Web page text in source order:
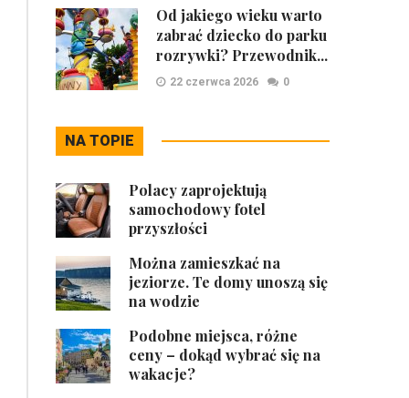
Od jakiego wieku warto
zabrać dziecko do parku
rozrywki? Przewodnik...
22 czerwca 2026 0
NA TOPIE
Polacy zaprojektują
samochodowy fotel
przyszłości
Można zamieszkać na
jeziorze. Te domy unoszą się
na wodzie
Podobne miejsca, różne
ceny – dokąd wybrać się na
wakacje?